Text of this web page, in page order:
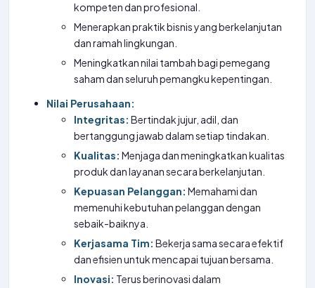
kompeten dan profesional.
Menerapkan praktik bisnis yang berkelanjutan
dan ramah lingkungan.
Meningkatkan nilai tambah bagi pemegang
saham dan seluruh pemangku kepentingan.
Nilai Perusahaan:
Integritas: Bertindak jujur, adil, dan
bertanggung jawab dalam setiap tindakan.
Kualitas: Menjaga dan meningkatkan kualitas
produk dan layanan secara berkelanjutan.
Kepuasan Pelanggan: Memahami dan
memenuhi kebutuhan pelanggan dengan
sebaik-baiknya.
Kerjasama Tim: Bekerja sama secara efektif
dan efisien untuk mencapai tujuan bersama.
Inovasi: Terus berinovasi dalam